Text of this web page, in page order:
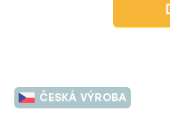
ČESKÁ VÝROBA